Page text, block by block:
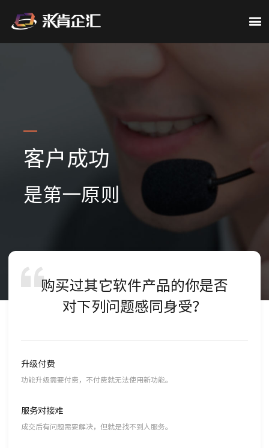
客户成功
是第一原则
购买过其它软件产品的你是否
对下列问题感同身受？
升级付费
功能升级需要付费，不付费就无法使用新功能。
服务对接难
成交后有问题需要解决，但就是找不到人服务。